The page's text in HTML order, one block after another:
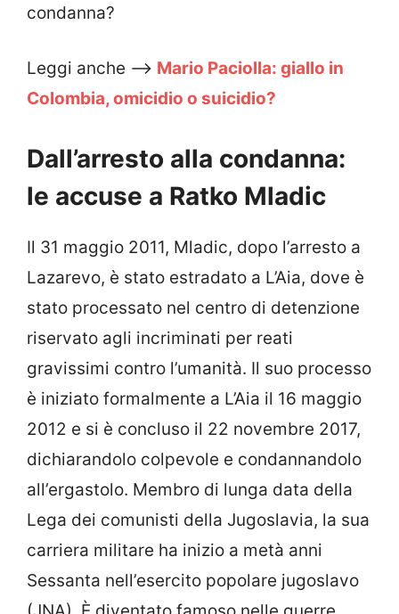
condanna?
Leggi anche –> Mario Paciolla: giallo in
Colombia, omicidio o suicidio?
Dall’arresto alla condanna:
le accuse a Ratko Mladic
Il 31 maggio 2011, Mladic, dopo l’arresto a
Lazarevo, è stato estradato a L’Aia, dove è
stato processato nel centro di detenzione
riservato agli incriminati per reati
gravissimi contro l’umanità. Il suo processo
è iniziato formalmente a L’Aia il 16 maggio
2012 e si è concluso il 22 novembre 2017,
dichiarandolo colpevole e condannandolo
all’ergastolo. Membro di lunga data della
Lega dei comunisti della Jugoslavia, la sua
carriera militare ha inizio a metà anni
Sessanta nell’esercito popolare jugoslavo